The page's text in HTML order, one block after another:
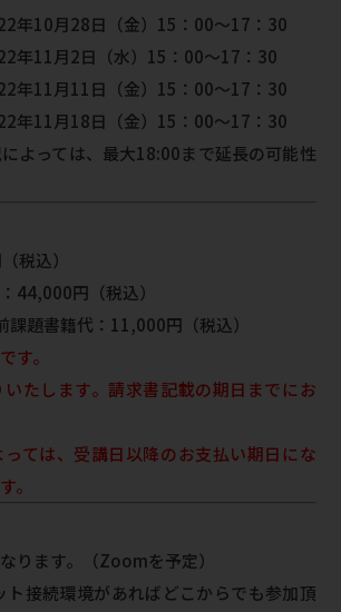
年10月28日（金）15：00～17：30
年11月2日（水）15：00～17：30
年11月11日（金）15：00～17：30
年11月18日（金）15：00～17：30
よっては、最大18:00まで延長の可能性
税込）
44,000円（税込）
課題書籍代：11,000円（税込）
す。
たします。請求書記載の期日までにお
ては、受講日以降のお支払い期日にな
。
ります。（Zoomを予定）
ト接続環境があればどこからでも参加頂